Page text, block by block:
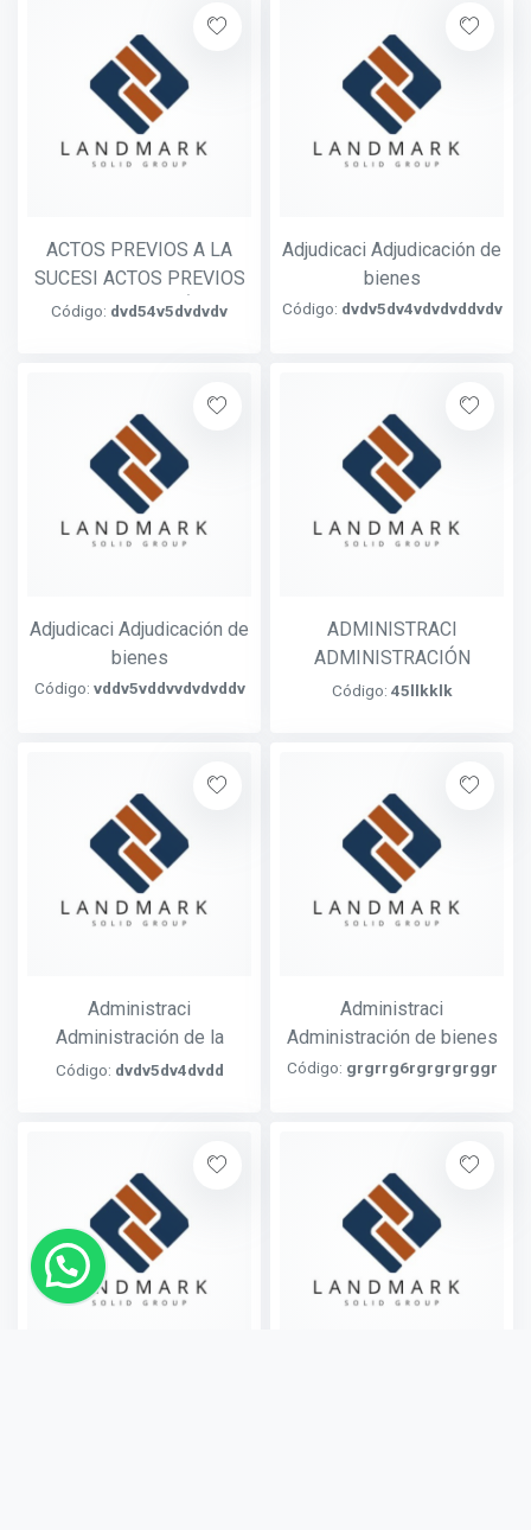
ACTOS PREVIOS A LA
SUCESI ACTOS PREVIOS
A LA SUCESIÓN
Código: dvd54v5dvdvdv
Adjudicaci Adjudicación de
bienes
Código: dvdv5dv4vdvdvddvdv
Adjudicaci Adjudicación de
bienes
Código: vddv5vddvvdvdvddv
ADMINISTRACI
ADMINISTRACIÓN
AVANZADA
Código: 45llkklk
Administraci
Administración de la
herencia
Código: dvdv5dv4dvdd
Administraci
Administración de bienes
Código: grgrrg6rgrgrgrggr